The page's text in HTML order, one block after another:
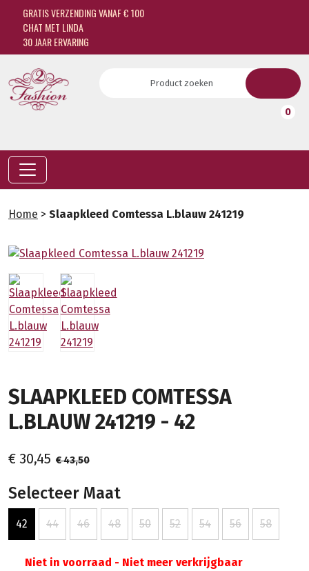
GRATIS VERZENDING VANAF € 100
CHAT MET LINDA
30 JAAR ERVARING
0
Home > Slaapkleed Comtessa L.blauw 241219
SLAAPKLEED COMTESSA
L.BLAUW 241219 - 42
€ 30,45 € 43,50
Selecteer Maat
42 44 46 48 50 52 54 56 58
Niet in voorraad - Niet meer verkrijgbaar